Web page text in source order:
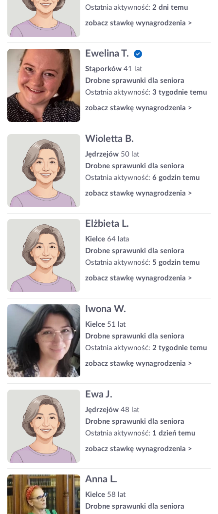
Ostatnia aktywność: 2 dni temu
zobacz stawkę wynagrodzenia >
Ewelina T.
Stąporków 41 lat
Drobne sprawunki dla seniora
Ostatnia aktywność: 3 tygodnie temu
zobacz stawkę wynagrodzenia >
Wioletta B.
Jędrzejów 50 lat
Drobne sprawunki dla seniora
Ostatnia aktywność: 6 godzin temu
zobacz stawkę wynagrodzenia >
Elżbieta L.
Kielce 64 lata
Drobne sprawunki dla seniora
Ostatnia aktywność: 5 godzin temu
zobacz stawkę wynagrodzenia >
Iwona W.
Kielce 51 lat
Drobne sprawunki dla seniora
Ostatnia aktywność: 2 tygodnie temu
zobacz stawkę wynagrodzenia >
Ewa J.
Jędrzejów 48 lat
Drobne sprawunki dla seniora
Ostatnia aktywność: 1 dzień temu
zobacz stawkę wynagrodzenia >
Anna L.
Kielce 58 lat
Drobne sprawunki dla seniora